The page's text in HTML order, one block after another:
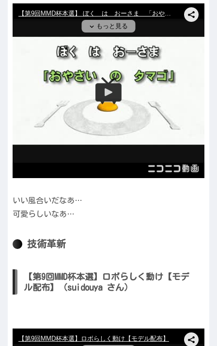
いい風合いだなあ…
可愛らしいなあ…
技術革新
【第9回MMD杯本選】ロボらしく動け【モデ
ル配布】（suidouya さん）